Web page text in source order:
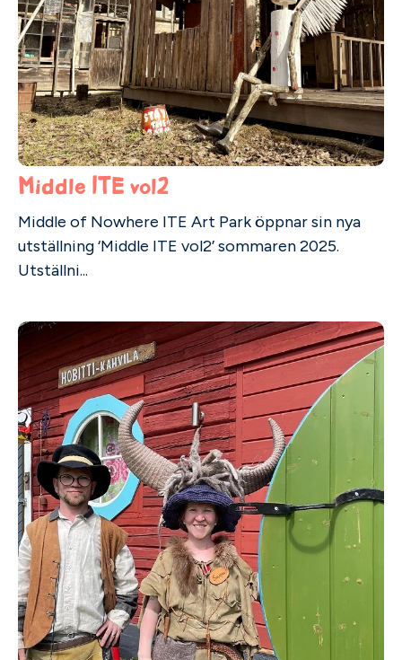
Middle ITE vol2
Middle of Nowhere ITE Art Park öppnar sin nya
utställning ‘Middle ITE vol2’ sommaren 2025.
Utställni...